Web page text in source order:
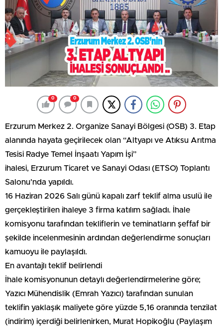
0 0
Erzurum Merkez 2. Organize Sanayi Bölgesi (OSB) 3. Etap
alanında hayata geçirilecek olan “Altyapı ve Atıksu Arıtma
Tesisi Radye Temel İnşaatı Yapım İşi”
ihalesi, Erzurum Ticaret ve Sanayi Odası (ETSO) Toplantı
Salonu’nda yapıldı.
16 Haziran 2026 Salı günü kapalı zarf teklif alma usulü ile
gerçekleştirilen ihaleye 3 firma katılım sağladı. İhale
komisyonu tarafından tekliflerin ve teminatların şeffaf bir
şekilde incelenmesinin ardından değerlendirme sonuçları
kamuoyu ile paylaşıldı.
En avantajlı teklif belirlendi
İhale komisyonunun detaylı değerlendirmelerine göre;
Yazıcı Mühendislik (Emrah Yazıcı) tarafından sunulan
teklifin yaklaşık maliyete göre yüzde 5,16 oranında tenzilat
(indirim) içerdiği belirlenirken, Murat Hopikoğlu (Paylaşım